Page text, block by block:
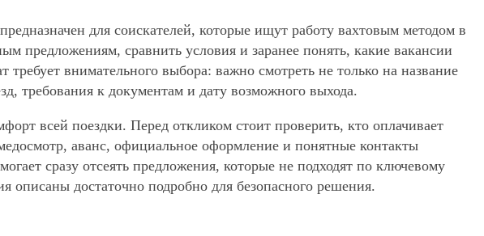
для соискателей, которые ищут работу вахтовым методом в
предложениям, сравнить условия и заранее понять, какие вакансии
внимательного выбора: важно смотреть не только на название
требования к документам и дату возможного выхода.
всей поездки. Перед откликом стоит проверить, кто оплачивает
аванс, официальное оформление и понятные контакты
сразу отсеять предложения, которые не подходят по ключевому
описаны достаточно подробно для безопасного решения.